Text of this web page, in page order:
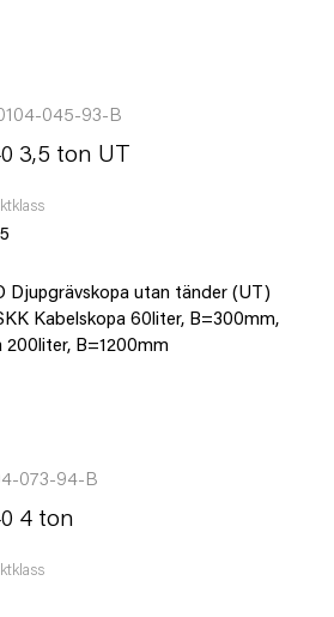
045-93-B
3,5 ton UT
Djupgrävskopa utan tänder (UT)
Kabelskopa 60liter, B=300mm,
200liter, B=1200mm
073-94-B
4 ton